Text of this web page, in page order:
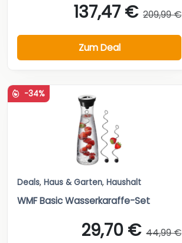
137,47 € 209,99 €
Zum Deal
-34%
Deals, Haus & Garten, Haushalt
WMF Basic Wasserkaraffe-Set
29,70 € 44,99 €